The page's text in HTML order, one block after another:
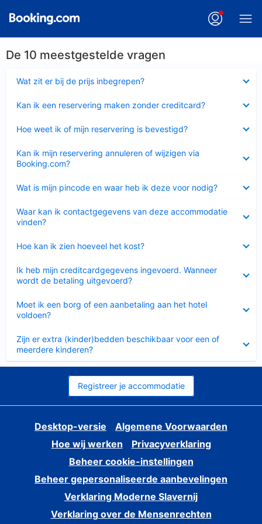
De 10 meestgestelde vragen
Wat zit er bij de prijs inbegrepen?
Kan ik een reservering maken zonder creditcard?
Hoe weet ik of mijn reservering is bevestigd?
Kan ik mijn reservering annuleren of wijzigen via
Booking.com?
Wat is mijn pincode en waar heb ik deze voor nodig?
Waar kan ik contactgegevens van deze accommodatie
vinden?
Hoe kan ik zien hoeveel het kost?
Ik heb mijn creditcardgegevens ingevoerd. Wanneer
wordt de betaling uitgevoerd?
Moet ik een borg of een aanbetaling aan het hotel
voldoen?
Zijn er extra (kinder)bedden beschikbaar voor een of
meerdere kinderen?
Registreer je accommodatie
Desktop-versie
Algemene Voorwaarden
Hoe wij werken
Privacyverklaring
Beheer cookie-instellingen
Beheer gepersonaliseerde aanbevelingen
Verklaring Moderne Slavernij
Verklaring over de Mensenrechten